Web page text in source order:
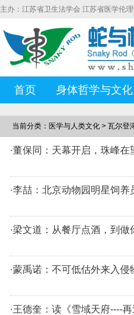
主办：江苏省卫生法学会 江苏省医学伦
首页 身体哲学与文化
当前分类：医学与人类文化 > 瓦尔登
·董保同：天幕开启，珠峰在
·李喆：北京动物园明星饲养
·梁文道：从餐厅点酒，到做
·蒙禹诺：不可低估外来入
·王德奎：读《雪域天府----再